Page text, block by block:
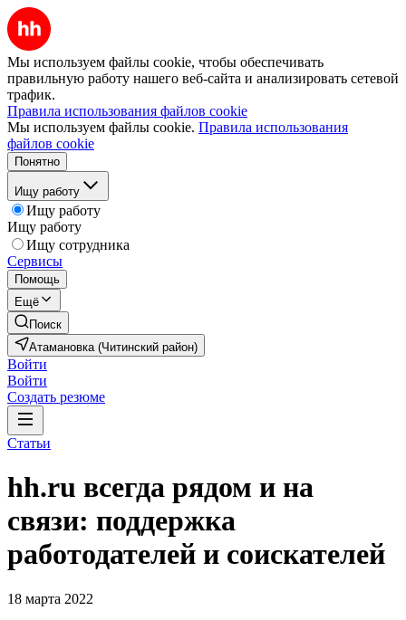
Мы используем файлы cookie, чтобы обеспечивать
правильную работу нашего веб-сайта и анализировать сетевой
трафик.
Правила использования файлов cookie
Мы используем файлы cookie. Правила использования
файлов cookie
Понятно
Ищу работу
Ищу работу
Ищу работу
Ищу сотрудника
Сервисы
Помощь
Ещё
Поиск
Атамановка (Читинский район)
Войти
Войти
Создать резюме
Статьи
hh.ru всегда рядом и на
связи: поддержка
работодателей и соискателей
18 марта 2022